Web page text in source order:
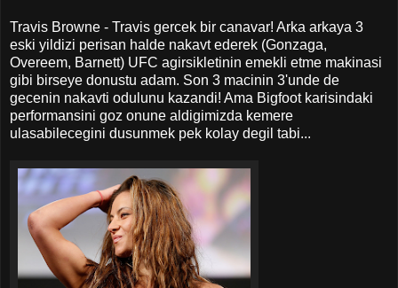
Travis Browne - Travis gercek bir canavar! Arka arkaya 3
eski yildizi perisan halde nakavt ederek (Gonzaga,
Overeem, Barnett) UFC agirsikletinin emekli etme makinasi
gibi birseye donustu adam. Son 3 macinin 3'unde de
gecenin nakavti odulunu kazandi! Ama Bigfoot karisindaki
performansini goz onune aldigimizda kemere
ulasabilecegini dusunmek pek kolay degil tabi...